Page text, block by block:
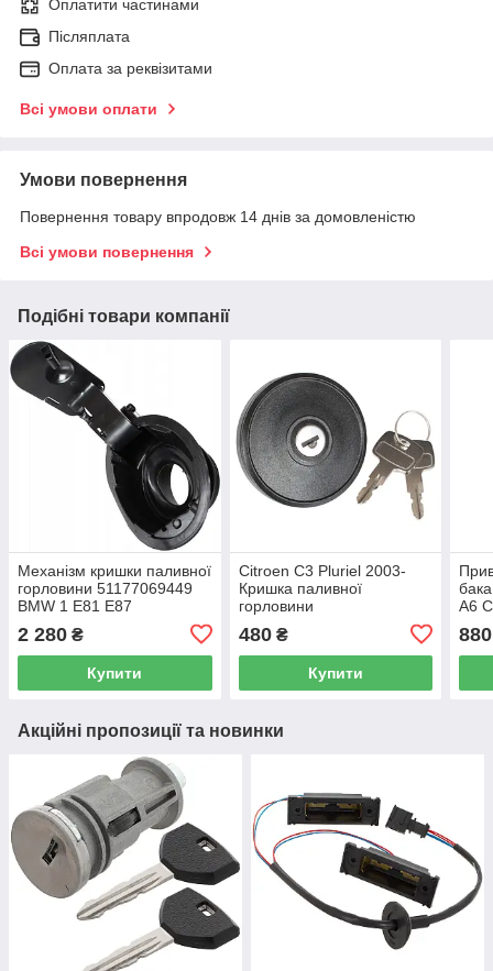
Оплатити частинами
Післяплата
Оплата за реквізитами
Всі умови оплати
Умови повернення
Повернення товару впродовж 14 днів за домовленістю
Всі умови повернення
Подібні товари компанії
Механізм кришки паливної
горловини 51177069449
BMW 1 E81 E87
2 280 ₴
Купити
Citroen C3 Pluriel 2003-
Кришка паливної
горловини
480₴
Купити
A6
880
Акційні пропозиції та новинки